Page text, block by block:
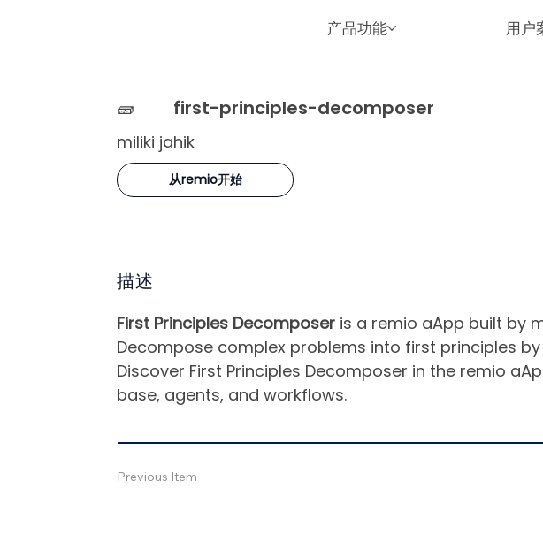
产品功能 用户
🧱 first-principles-decomposer
miliki jahik
从remio开始
描述
First Principles Decomposer is a remio aApp built by
Decompose complex problems into first principles
Discover First Principles Decomposer in the remio
base, agents, and workflows.
Previous Item